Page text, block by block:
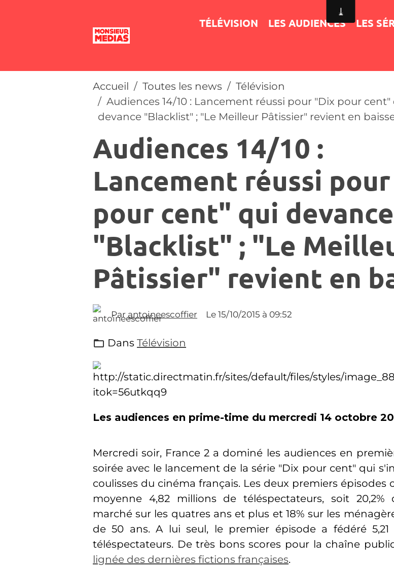
TÉLÉVISION LES AUDIENCES LES
Accueil Toutes les news
Télévision
Audiences 14/10 : Lancement réussi pour "Dix pour cent"
devance "Blacklist" ; "Le Meilleur Pâtissier" revient en
Audiences 14/10 :
Lancement réussi
pour cent" qui devance
"Blacklist" ; "Le
Pâtissier" revient en
Parantoineescoffier Le 15/10/2015 à 09:52
Dans Télévision
Les audiences en prime-time du mercredi 14 octobre
Mercredi soir, France 2 a dominé les audiences en
soirée avec le lancement de la série "Dix pour cent" qui
coulisses du cinéma français. Les deux premiers épisodes
moyenne 4,82 millions de téléspectateurs, soit
marché sur les quatres ans et plus et 18% sur les
de 50 ans. A lui seul, le premier épisode a fédéré
téléspectateurs. De très bons scores pour la chaîne
lignée des dernières fictions françaises.